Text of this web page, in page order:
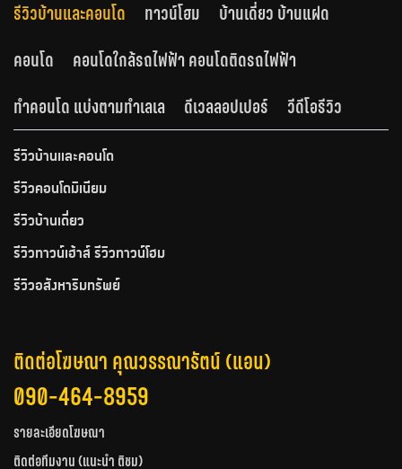
รีวิวบ้านและคอนโด ทาวน์โฮม
บ้านเดี่ยว บ้านแฝด
คอนโด
คอนโดใกล้รถไฟฟ้า คอนโดติดรถไฟฟ้า
ทำคอนโด แบ่งตามทำเลเล
ดีเวลลอปเปอร์ วีดีโอรีวิว
รีวิวบ้านและคอนโด
รีวิวคอนโดมิเนียม
รีวิวบ้านเดี่ยว
รีวิวทาวน์เฮ้าส์ รีวิวทาวน์โฮม
รีวิวอสังหาริมทรัพย์
ติดต่อโฆษณา คุณวรรณารัตน์ (แอน)
090-464-8959
รายละเอียดโฆษณา
ติดต่อทีมงาน (แนะนำ ติชม)